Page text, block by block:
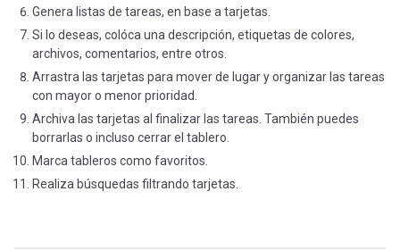
Genera listas de tareas, en base a tarjetas.
Si lo deseas, colóca una descripción, etiquetas de colores,
archivos, comentarios, entre otros.
Arrastra las tarjetas para mover de lugar y organizar las tareas
con mayor o menor prioridad.
Archiva las tarjetas al finalizar las tareas. También puedes
borrarlas o incluso cerrar el tablero.
Marca tableros como favoritos.
Realiza búsquedas filtrando tarjetas.